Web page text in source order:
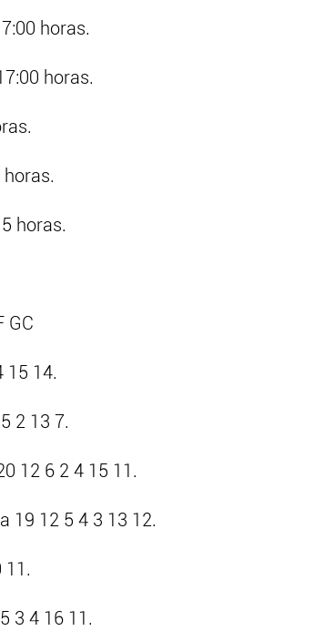
horas.
horas.
horas.
GC
15 14.
2 13 7.
12 6 2 4 15 11.
19 12 5 4 3 13 12.
11.
3 4 16 11.